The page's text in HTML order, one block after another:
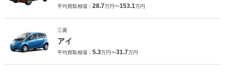
平均買取相場： 28.7万円〜153.1万円
三菱
アイ
平均買取相場： 5.3万円〜31.7万円